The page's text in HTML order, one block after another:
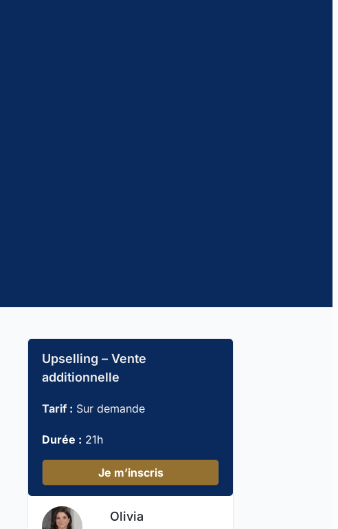
Upselling – Vente
additionnelle
Tarif : Sur demande
Durée : 21h
Je m’inscris
Olivia